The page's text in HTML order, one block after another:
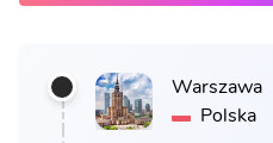
Warszawa
Polska